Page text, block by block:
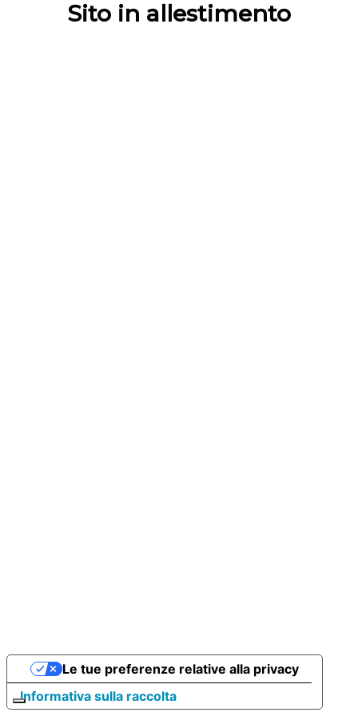
Sito in allestimento
Informativa sulla raccolta
Le tue preferenze relative alla privacy